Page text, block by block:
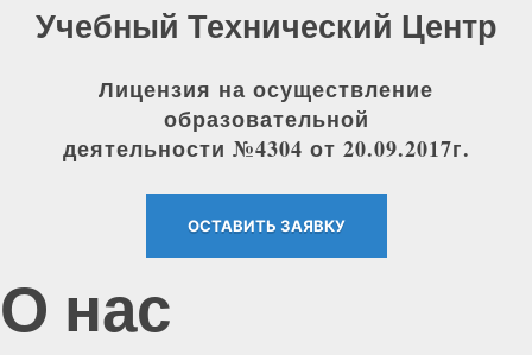
Учебный Технический Центр
Лицензия на осуществление
образовательной
деятельности №4304 от 20.09.2017г.
ОСТАВИТЬ ЗАЯВКУ
О нас